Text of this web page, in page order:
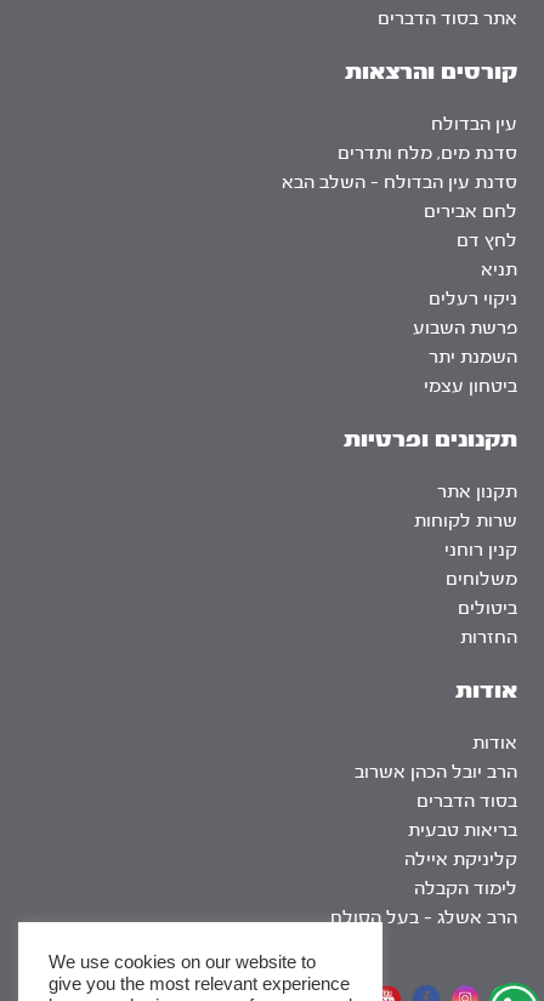
אודות
אודות
הרב יובל הכהן אשרוב
בסוד הדברים
בריאות טבעית
קליניקת איילה
לימוד הקבלה
הרב אשלג – בעל הסולם
אתר בסוד הדברים
קורסים והרצאות
עין הבדולח
סדנת מים, מלח ותדרים
סדנת עין הבדולח – השלב הבא
לחם אבירים
לחץ דם
תניא
ניקוי רעלים
פרשת השבוע
השמנת יתר
ביטחון עצמי
תקנונים ופרטיות
תקנון אתר
שרות לקוחות
קנין רוחני
משלוחים
ביטולים
החזרות
אתר שומר שבת
We use cookies on our website to
give you the most relevant experience